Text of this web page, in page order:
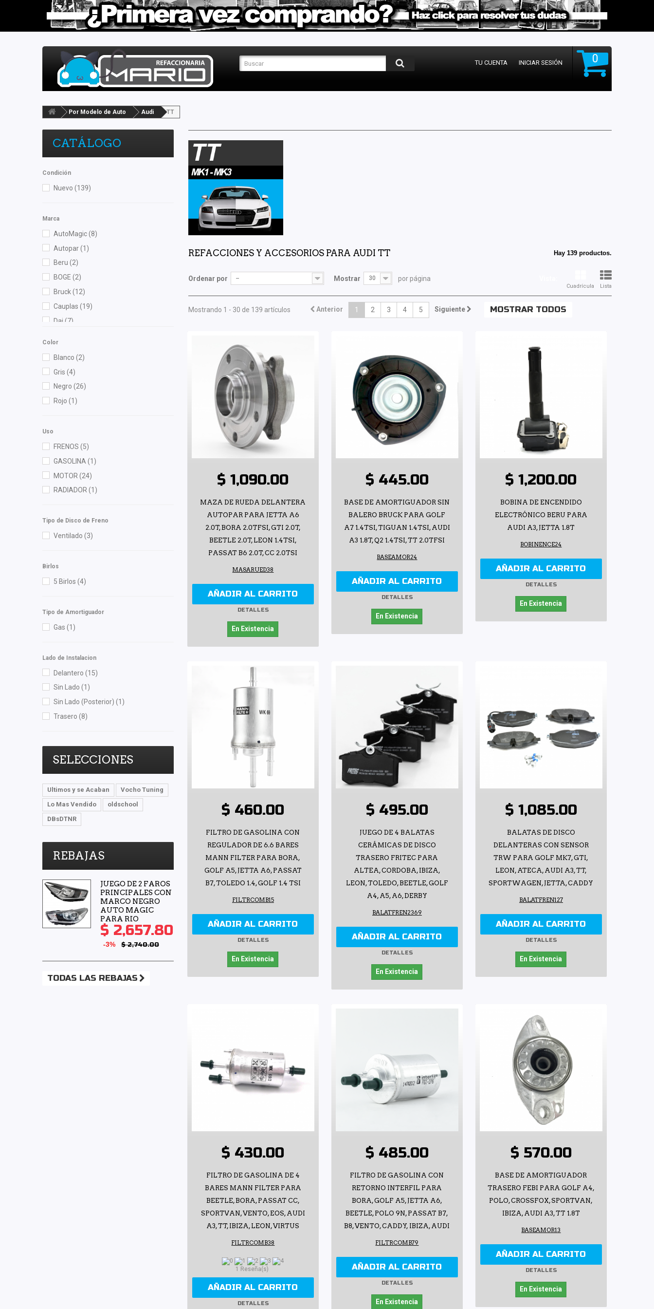
0
TU CUENTA INICIAR SESIÓN
Por Modelo de Auto Audi TT
CATÁLOGO
Condición
Nuevo (139)
Marca
AutoMagic(8)
Autopar(1)
Beru (2)
BOGE (2)
Bruck(12)
Cauplas (19)
Dai (7)
Injetech (3)
Interfil(3)
Kuhn(1)
Mann Filter (4)
NGK(5)
OEP(2)
Polar
RACE(2)
Shift It(4)
SYD(4)
TMK
(1)
TomCo
Totalparts(2)
TRW
(2)
Valeo
(1)
Color
Blanco (2)
Gris (4)
Negro (26)
Rojo (1)
Uso
FRENOS (5)
GASOLINA (1)
MOTOR (24)
RADIADOR(1)
Tipo de Disco de Freno
Ventilado (3)
Birlos
5 Birlos (4)
Tipo de Amortiguador
Gas (1)
Lado de Instalacion
Delantero (15)
Sin Lado (1)
Sin Lado (Posterior) (1)
Trasero (8)
SELECCIONES
Ultimos y se Acaban
Vocho Tuning
Lo Mas Vendido
oldschool
DBsDTNR
REBAJAS
JUEGO DE 2 FAROS
PRINCIPALES CON
MARCO NEGRO
AUTO MAGIC
PARA RIO
$ 2,657.80
-3% $ 2,740.00
TODAS LAS REBAJAS
REFACCIONES Y ACCESORIOS PARA AUDI TT Hay 139 productos.
Cuadrícula Lista
Ordenar por -- Mostrar 30 por página
MOSTRAR TODOS
Anterior 1 2 3 4 5 Siguiente
Mostrando 1 - 30 de 139 artículos
$ 1,090.00
MAZA DE RUEDA DELANTERA
AUTOPAR PARA JETTA A6
2.0T, BORA 2.0TFSI, GTI 2.0T,
BEETLE 2.0T, LEON 1.4TSI,
PASSAT B6 2.0T, CC 2.0TSI
MASARUED38
AÑADIR AL CARRITO
DETALLES
En Existencia
$ 445.00
BASE DE AMORTIGUADOR SIN
BALERO BRUCK PARA GOLF
A7 1.4TSI, TIGUAN 1.4TSI, AUDI
A3 1.8T, Q2 1.4TSI, TT 2.0TFSI
BASEAMOR24
AÑADIR AL CARRITO
DETALLES
En Existencia
$ 1,200.00
BOBINA DE ENCENDIDO
ELECTRÓNICO BERU PARA
AUDI A3, JETTA 1.8T
BOBINENCE24
AÑADIR AL CARRITO
DETALLES
En Existencia
$ 460.00
FILTRO DE GASOLINA CON
REGULADOR DE 6.6 BARES
MANN FILTER PARA BORA,
GOLF A5, JETTA A6, PASSAT
B7, TOLEDO 1.4, GOLF 1.4 TSI
FILTRCOMB15
AÑADIR AL CARRITO
DETALLES
En Existencia
$ 495.00
JUEGO DE 4 BALATAS
CERÁMICAS DE DISCO
TRASERO FRITEC PARA
ALTEA, CORDOBA, IBIZA,
LEON, TOLEDO, BEETLE, GOLF
A4, A5, A6, DERBY
BALATFREN2369
AÑADIR AL CARRITO
DETALLES
En Existencia
$ 1,085.00
BALATAS DE DISCO
DELANTERAS CON SENSOR
TRW PARA GOLF MK7, GTI,
LEON, ATECA, AUDI A3, TT,
SPORTWAGEN, JETTA, CADDY
BALATFREN127
AÑADIR AL CARRITO
DETALLES
En Existencia
$ 430.00
FILTRO DE GASOLINA DE 4
BARES MANN FILTER PARA
BEETLE, BORA, PASSAT CC,
SPORTVAN, VENTO, EOS, AUDI
A3, TT, IBIZA, LEON, VIRTUS
FILTRCOMB38
1 Reseña(s)
AÑADIR AL CARRITO
DETALLES
$ 485.00
FILTRO DE GASOLINA CON
RETORNO INTERFIL PARA
BORA, GOLF A5, JETTA A6,
BEETLE, POLO 9N, PASSAT B7,
B8, VENTO, CADDY, IBIZA, AUDI
FILTRCOMB79
AÑADIR AL CARRITO
DETALLES
En Existencia
$ 570.00
BASE DE AMORTIGUADOR
TRASERO FEBI PARA GOLF A4,
POLO, CROSSFOX, SPORTVAN,
IBIZA, AUDI A3, TT 1.8T
BASEAMOR13
AÑADIR AL CARRITO
DETALLES
En Existencia